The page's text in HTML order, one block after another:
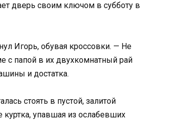
дверь своим ключом в субботу в
Игорь, обувая кроссовки. — Не
с папой в их двухкомнатный рай
и достатка.
стоять в пустой, залитой
упавшая из ослабевших